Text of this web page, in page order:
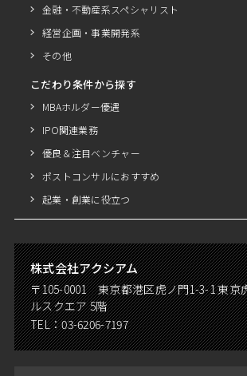
金融・不動産系スペシャリスト
経営企画・事業開発系
その他
こだわり条件から探す
MBAホルダー優遇
IPO関連業務
優良＆注目ベンチャー
ポストコンサルにおすすめ
起業・創業に役立つ
株式会社アクシアム
〒105-0001 東京都港区虎ノ門1-3-1 東京
ルスクエア 5階
TEL：03-6206-7197